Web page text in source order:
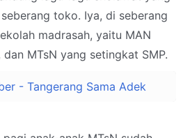
toko. Iya, di seberang
madrasah, yaitu MAN
MTsN yang setingkat SMP.
- Tangerang Sama Adek